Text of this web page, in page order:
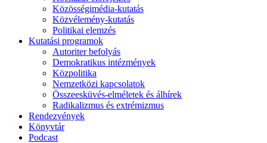
Közösségimédia-kutatás
Közvélemény-kutatás
Politikai elemzés
Kutatási programok
Autoriter befolyás
Demokratikus intézmények
Közpolitika
Nemzetközi kapcsolatok
Összeesküvés-elméletek és álhírek
Radikalizmus és extrémizmus
Rendezvények
Könyvtár
Podcast